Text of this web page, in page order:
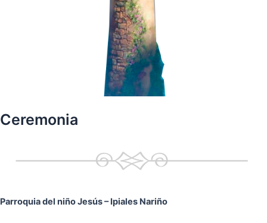
Ceremonia
Parroquia del niño Jesús– Ipiales Nariño